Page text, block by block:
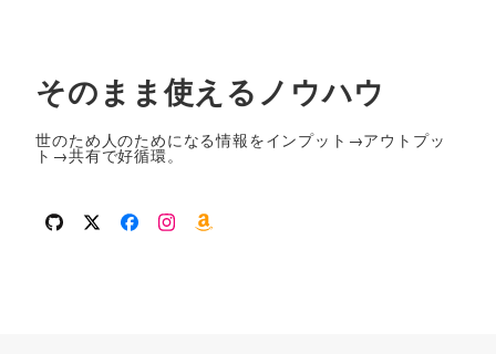
そのまま使えるノウハウ
世のため人のためになる情報をインプット→アウトプッ
ト→共有で好循環。
githubtwitterfacebookinstagram
amazon